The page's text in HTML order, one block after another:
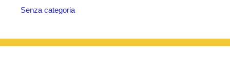
Senza categoria